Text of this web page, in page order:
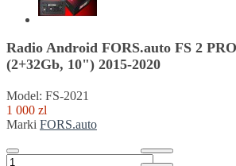
Radio Android FORS.auto FS 2
(2+32Gb, 10") 2015-2020
Model: FS-2021
1 000 zl
Marki FORS.auto